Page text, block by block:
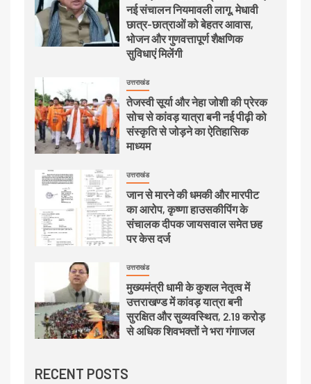
नई संचालन नियमावली लागू, मेधावी
छात्र-छात्राओं को बेहतर आवास,
भोजन और गुणवत्तापूर्ण शैक्षणिक
सुविधाएं मिलेंगी
उत्तराखंड
तेजस्वी सूर्या और नेहा जोशी की प्रेरक
सोच से कांवड़ यात्रा बनी नई पीढ़ी को
संस्कृति से जोड़ने का ऐतिहासिक
माध्यम
उत्तराखंड
जान से मारने की धमकी और मारपीट
का आरोप, कृष्णा हाउसकीपिंग के
संचालक दीपक जायसवाल समेत छह
पर केस दर्ज
उत्तराखंड
मुख्यमंत्री धामी के कुशल नेतृत्व में
उत्तराखण्ड में कांवड़ यात्रा बनी
सुरक्षित और सुव्यवस्थित, 2.19 करोड़
से अधिक शिवभक्तों ने भरा गंगाजल
RECENT POSTS